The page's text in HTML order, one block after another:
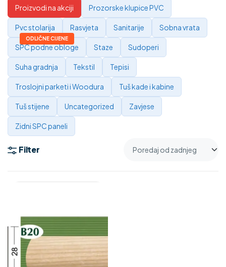
Proizvodi na akciji Prozorske klupice PVC
Pvc stolarija Rasvjeta Sanitarije Sobna vrata
SPC podne obloge Staze Sudoperi
Suha gradnja Tekstil Tepisi
Troslojni parketi i Woodura Tuš kade i kabine
Tuš stijene Uncategorized Zavjese
Zidni SPC paneli
Filter